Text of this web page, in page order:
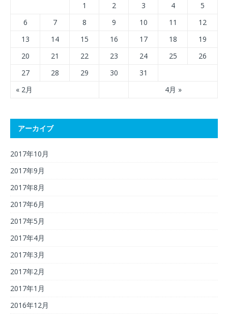
« 2月 4月 »
1 2 3 4
5
6
7 8 9 10 11
12
13
14 15 16 17 18
19
20
21 22 23 24 25
26
27
28 29 30 31
アーカイブ
2017年10月
2017年9月
2017年8月
2017年6月
2017年5月
2017年4月
2017年3月
2017年2月
2017年1月
2016年12月